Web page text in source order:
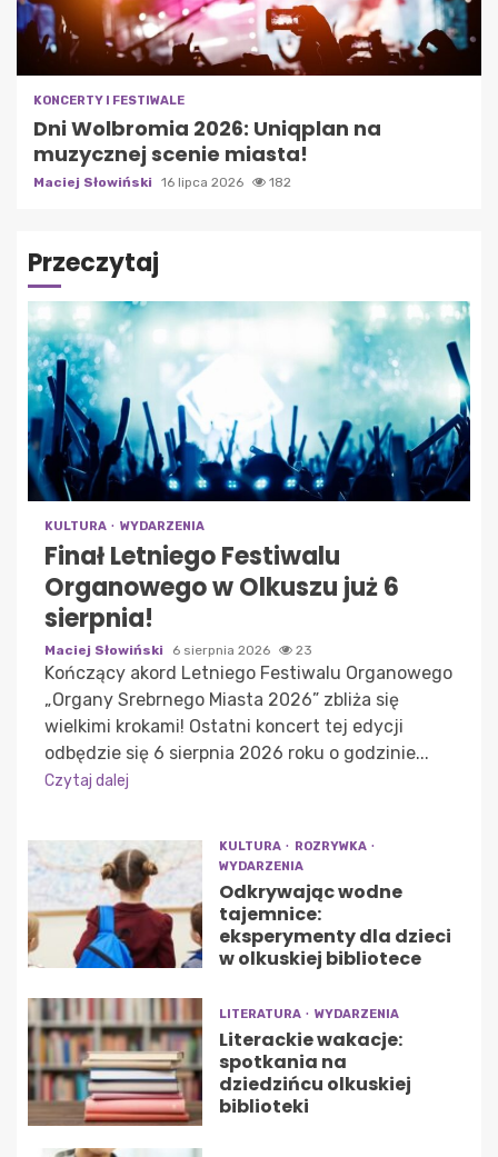
KONCERTY I FESTIWALE
Dni Wolbromia 2026: Uniqplan na
muzycznej scenie miasta!
Maciej Słowiński 16 lipca 2026 182
Przeczytaj
KULTURA WYDARZENIA
Finał Letniego Festiwalu
Organowego w Olkuszu już 6
sierpnia!
Maciej Słowiński 6 sierpnia 2026 23
Kończący akord Letniego Festiwalu Organowego
„Organy Srebrnego Miasta 2026” zbliża się
wielkimi krokami! Ostatni koncert tej edycji
odbędzie się 6 sierpnia 2026 roku o godzinie...
Czytaj dalej
KULTURA
ROZRYWKA
WYDARZENIA
Odkrywając wodne
tajemnice:
eksperymenty dla dzieci
w olkuskiej bibliotece
LITERATURA WYDARZENIA
Literackie wakacje:
spotkania na
dziedzińcu olkuskiej
biblioteki